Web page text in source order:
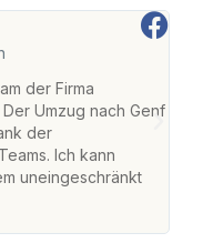
der Firma
Umzug nach Genf
der
Ich kann
uneingeschränkt